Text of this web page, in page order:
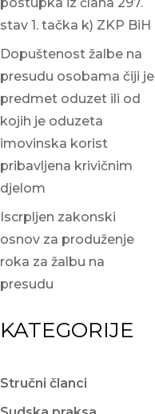
stav 1. tačka k) ZKP BiH
Dopuštenost žalbe na
presudu osobama čiji je
predmet oduzet ili od
kojih je oduzeta
imovinska korist
pribavljena krivičnim
djelom
Iscrpljen zakonski
osnov za produženje
roka za žalbu na
presudu
KATEGORIJE
Stručni članci